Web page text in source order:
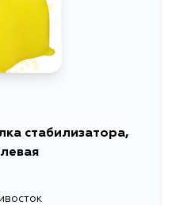
958
1241
стабилизатора,